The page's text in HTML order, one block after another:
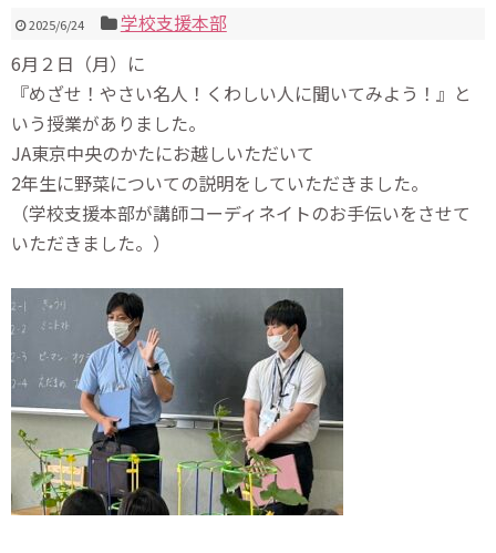
2025/6/24
学校支援本部
6月２日（月）に
『めざせ！やさい名人！くわしい人に聞いてみよう！』と
いう授業がありました。
JA東京中央のかたにお越しいただいて
2年生に野菜についての説明をしていただきました。
（学校支援本部が講師コーディネイトのお手伝いをさせて
いただきました。）